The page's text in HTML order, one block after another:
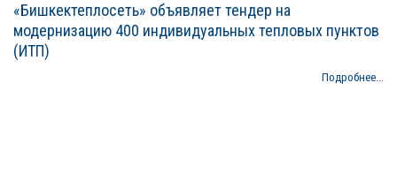
«Бишкектеплосеть» объявляет тендер на
модернизацию 400 индивидуальных тепловых пунктов
(ИТП)
Подробнее...